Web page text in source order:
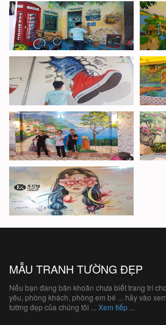
MẪU TRANH TƯỜNG ĐẸP
Nếu bạn đang băn khoăn chưa biết trang trí
yêu, phòng khách, phòng em bé ... hãy vào
tường đẹp của chúng tôi ... Xem tiếp ...